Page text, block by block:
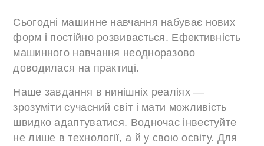
Сьогодні машинне навчання набуває нових
форм і постійно розвивається. Ефективність
машинного навчання неодноразово
доводилася на практиці.
Наше завдання в нинішніх реаліях —
зрозуміти сучасний світ і мати можливість
швидко адаптуватися. Водночас інвестуйте
не лише в технології, а й у свою освіту. Для